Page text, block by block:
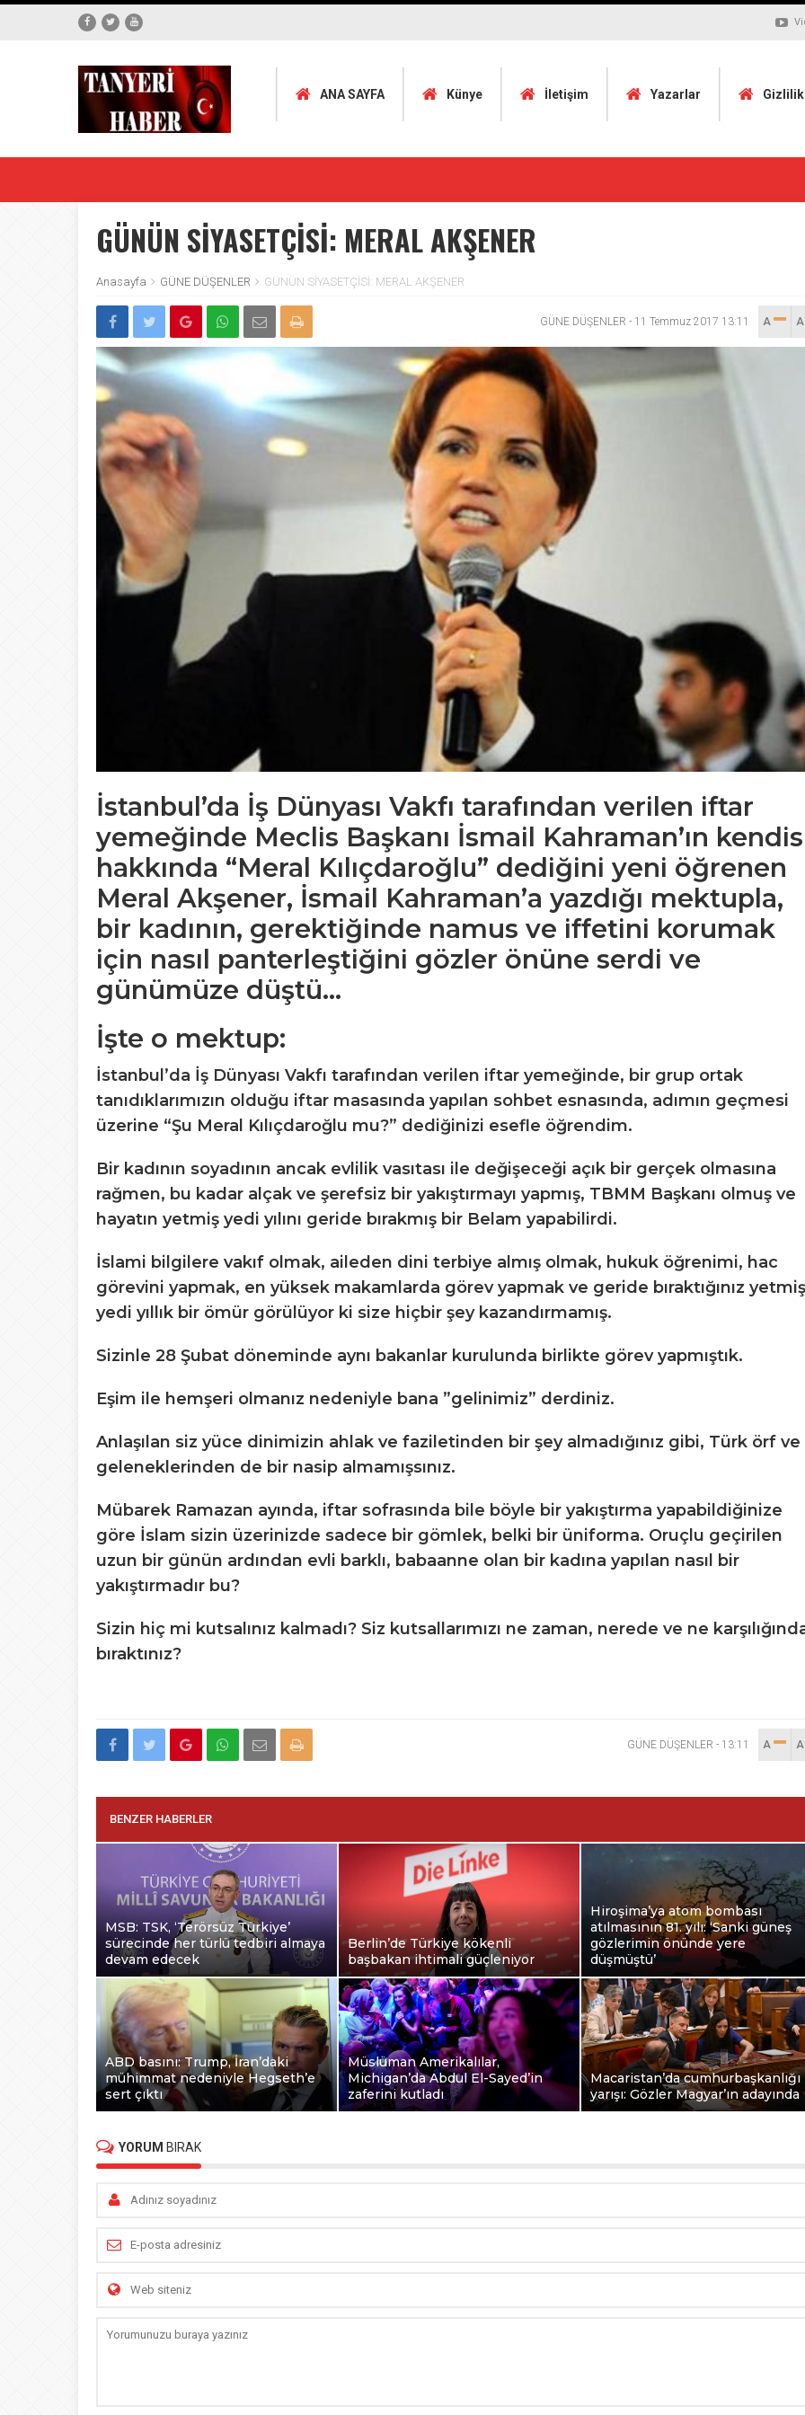
ANA SAYFA Künye İletişim Yazarlar
GÜNÜN SİYASETÇİSİ: MERAL AKŞENER
Anasayfa GÜNE DÜŞENLER GÜNÜN SİYASETÇİSİ: MERAL AKŞENER
GÜNE DÜŞENLER - 11 Temmuz 2017 13:11 A
İstanbul’da İş Dünyası Vakfı tarafından verilen iftar
yemeğinde Meclis Başkanı İsmail Kahraman’ın
hakkında “Meral Kılıçdaroğlu” dediğini yeni öğrenen
Meral Akşener, İsmail Kahraman’a yazdığı mektupla,
bir kadının, gerektiğinde namus ve iffetini korumak
için nasıl panterleştiğini gözler önüne serdi ve
günümüze düştü…
İşte o mektup:
İstanbul’da İş Dünyası Vakfı tarafından verilen iftar yemeğinde, bir grup ortak
tanıdıklarımızın olduğu iftar masasında yapılan sohbet esnasında, adımın geçmesi
üzerine “Şu Meral Kılıçdaroğlu mu?” dediğinizi esefle öğrendim.
Bir kadının soyadının ancak evlilik vasıtası ile değişeceği açık bir gerçek olmasına
rağmen, bu kadar alçak ve şerefsiz bir yakıştırmayı yapmış, TBMM Başkanı olmuş ve
hayatın yetmiş yedi yılını geride bırakmış bir Belam yapabilirdi.
İslami bilgilere vakıf olmak, aileden dini terbiye almış olmak, hukuk öğrenimi, hac
görevini yapmak, en yüksek makamlarda görev yapmak ve geride bıraktığınız yetmiş
yedi yıllık bir ömür görülüyor ki size hiçbir şey kazandırmamış.
Sizinle 28 Şubat döneminde aynı bakanlar kurulunda birlikte görev yapmıştık.
Eşim ile hemşeri olmanız nedeniyle bana ”gelinimiz” derdiniz.
Anlaşılan siz yüce dinimizin ahlak ve faziletinden bir şey almadığınız gibi, Türk örf ve
geleneklerinden de bir nasip almamışsınız.
Mübarek Ramazan ayında, iftar sofrasında bile böyle bir yakıştırma yapabildiğinize
göre İslam sizin üzerinizde sadece bir gömlek, belki bir üniforma. Oruçlu geçirilen
uzun bir günün ardından evli barklı, babaanne olan bir kadına yapılan nasıl bir
yakıştırmadır bu?
Sizin hiç mi kutsalınız kalmadı? Siz kutsallarımızı ne zaman, nerede ve ne
bıraktınız?
GÜNE DÜŞENLER - 13:11 A
BENZER HABERLER
MSB: TSK, ‘Terörsüz Türkiye’
sürecinde her türlü tedbiri almaya
devam edecek
Berlin’de Türkiye kökenli
başbakan ihtimali güçleniyor
Hiroşima’ya atom bombası
atılmasının 81. yılı: ‘Sanki güneş
gözlerimin önünde yere
düşmüştü’
ABD basını: Trump, İran’daki
mühimmat nedeniyle Hegseth’e
sert çıktı
Müslüman Amerikalılar,
Michigan’da Abdul El-Sayed’in
zaferini kutladı
Macaristan’da cumhurbaşkanlığı
yarışı: Gözler Magyar’ın adayında
YORUM BIRAK